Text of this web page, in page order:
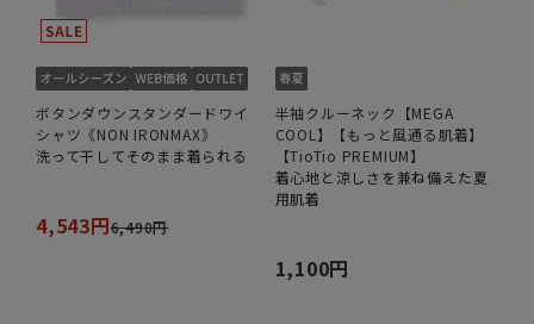
ボタンダウンスタンダードワイ
シャツ《NON IRONMAX》
洗って干してそのまま着られる
4,543円6,490円
半袖クルーネック【MEGA
COOL】【もっと風通る肌着】
【TioTio PREMIUM】
着心地と涼しさを兼ね備えた夏
用肌着
1,100円